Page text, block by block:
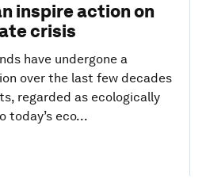
inspire action on
crisis
have undergone a
over the last few decades
regarded as ecologically
today’s eco...